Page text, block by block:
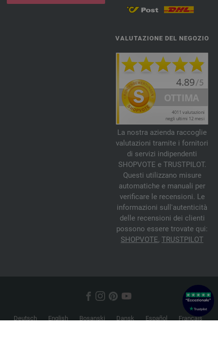
VALUTAZIONE DEL NEGOZIO
La nostra azienda raccoglie
valutazioni tramite i fornitori
di servizi indipendenti
SHOPVOTE e TRUSTPILOT.
Questi utilizzano misure
automatiche e manuali per
verificare le recensioni. Le
informazioni sull'autenticità
delle recensioni dei clienti
possono essere trovate qui:
SHOPVOTE, TRUSTPILOT
Deutsch English Bosanski Dansk Español
Français